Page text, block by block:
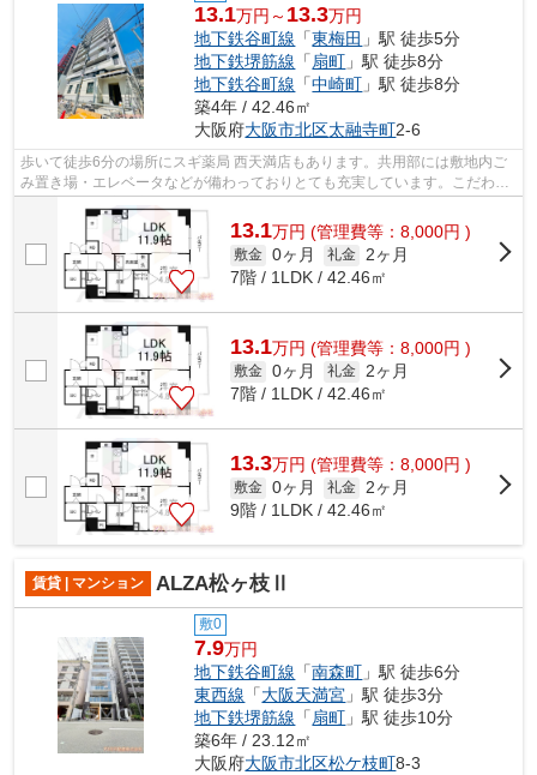
13.1万円～ 13.3万円
地下鉄谷町線 「東梅田 」駅 徒歩5分
地下鉄堺筋線 「 扇町 」駅 徒歩8分
地下鉄谷町線 「中崎町 」駅 徒歩8分
築4年 / 42.46㎡
大阪府大阪市北区太融寺町2-6
歩いて徒歩6分の場所にスギ薬局 西天満店もあります。共用部には敷地内ご
み置き場・エレベータなどが備わっておりとても充実しています。こだわり
派の方も満足度の高いデザイナーズマ...
13.1万円 (管理費等：8,000円 )
敷金 0ヶ月 礼金 2ヶ月
7階 / 1LDK / 42.46㎡
13.1万円 (管理費等：8,000円 )
敷金 0ヶ月 礼金 2ヶ月
7階 / 1LDK / 42.46㎡
13.3万円 (管理費等：8,000円 )
敷金 0ヶ月 礼金 2ヶ月
9階 / 1LDK / 42.46㎡
賃貸 | マンション ALZA松ヶ枝Ⅱ
敷0
7.9万円
地下鉄谷町線 「南森町 」駅 徒歩6分
東西線 「大阪天満宮 」駅 徒歩3分
地下鉄堺筋線 「扇町 」駅 徒歩10分
築6年 / 23.12㎡
大阪府大阪市北区松ケ枝町8-3